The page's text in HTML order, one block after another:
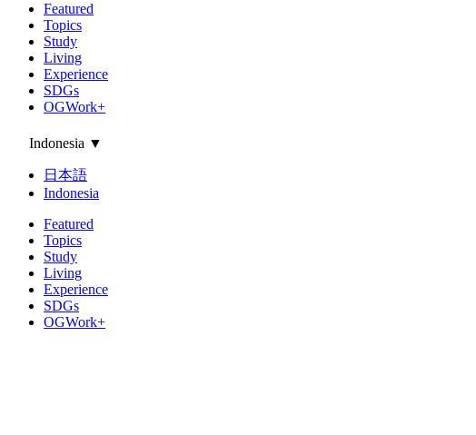
Featured
Topics
Study
Living
Experience
SDGs
OGWork+
Indonesia ▼
日本語
Indonesia
Featured
Topics
Study
Living
Experience
SDGs
OGWork+